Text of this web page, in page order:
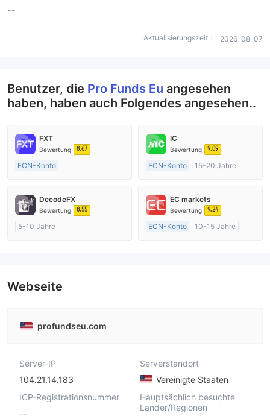
--
Aktualisierungszeit： 2026-08-07
Benutzer, die Pro Funds Eu angesehen
haben, haben auch Folgendes angesehen..
FXT
Bewertung 8.67
ECN-Konto
AustralienRegulierung
Market Making (MM)
IC
Bewertung 9.09
ECN-Konto
15-20 Jahre
Market Making (MM)
MT4-Volllizenz
DecodeFX
Bewertung 8.55
5-10 Jahre
EC markets
Bewertung 9.24
ECN-Konto
10-15 Jahre
Webseite
profundseu.com
Server-IP
104.21.14.183
Serverstandort
Vereinigte Staaten
ICP-Registrationsnummer
--
Hauptsächlich besuchte
Länder/Regionen